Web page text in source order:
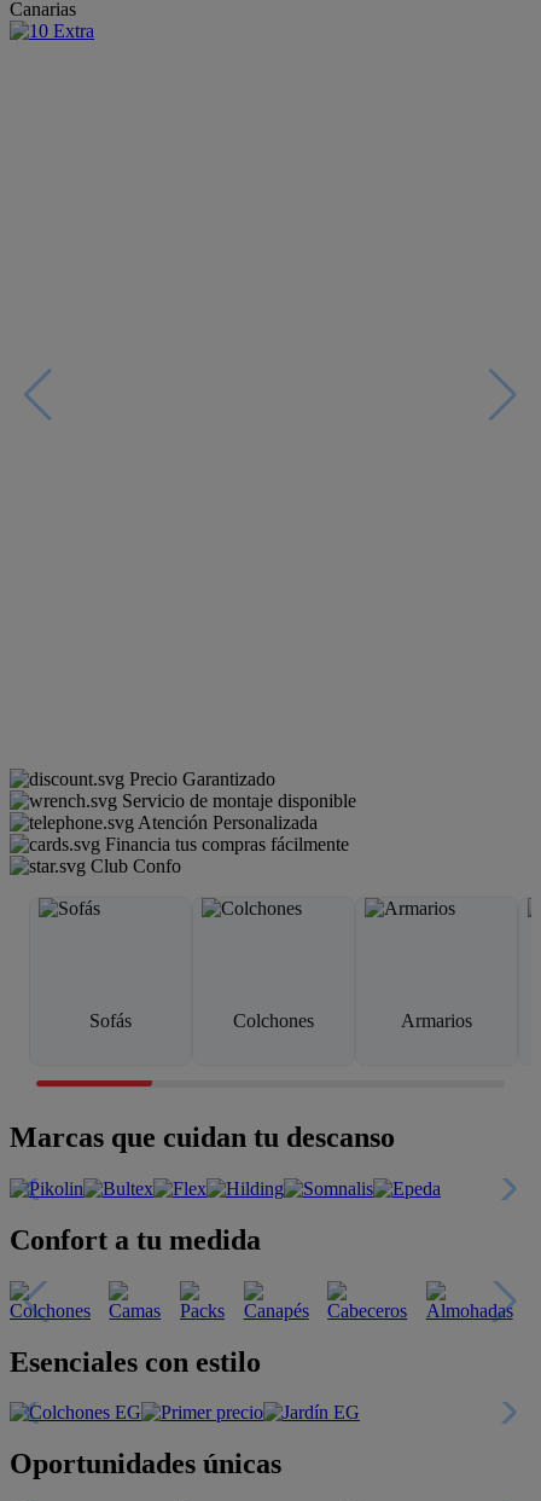
Canarias
Precio Garantizado
Servicio de montaje disponible
Atención Personalizada
Financia tus compras fácilmente
Club Confo
Sofás Colchones Armarios
Marcas que cuidan tu descanso
Confort a tu medida
Esenciales con estilo
Oportunidades únicas